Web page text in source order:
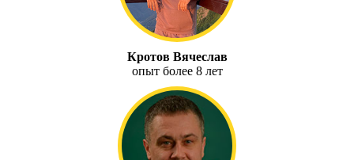
Кротов Вячеслав
опыт более 8 лет